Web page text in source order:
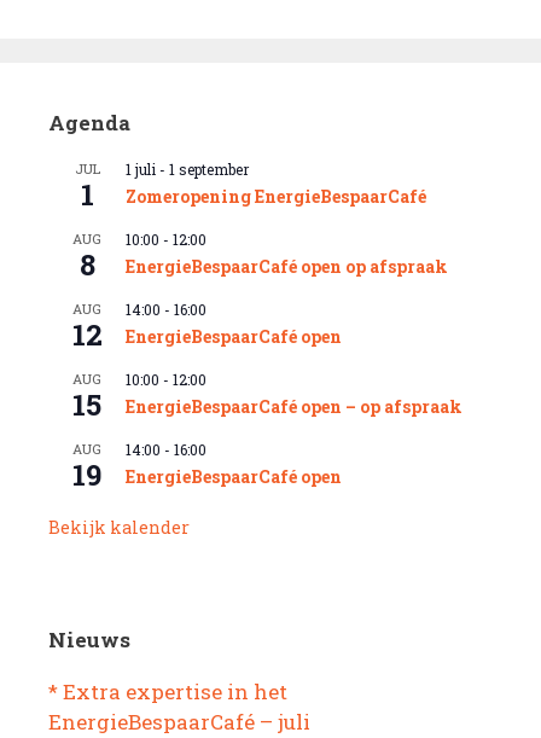
Agenda
JUL
1
1 juli - 1 september
Zomeropening EnergieBespaarCafé
AUG
8
10:00 - 12:00
EnergieBespaarCafé open op afspraak
AUG
12
14:00 - 16:00
EnergieBespaarCafé open
AUG
15
10:00 - 12:00
EnergieBespaarCafé open – op afspraak
AUG
19
14:00 - 16:00
EnergieBespaarCafé open
Bekijk kalender
Nieuws
* Extra expertise in het
EnergieBespaarCafé – juli